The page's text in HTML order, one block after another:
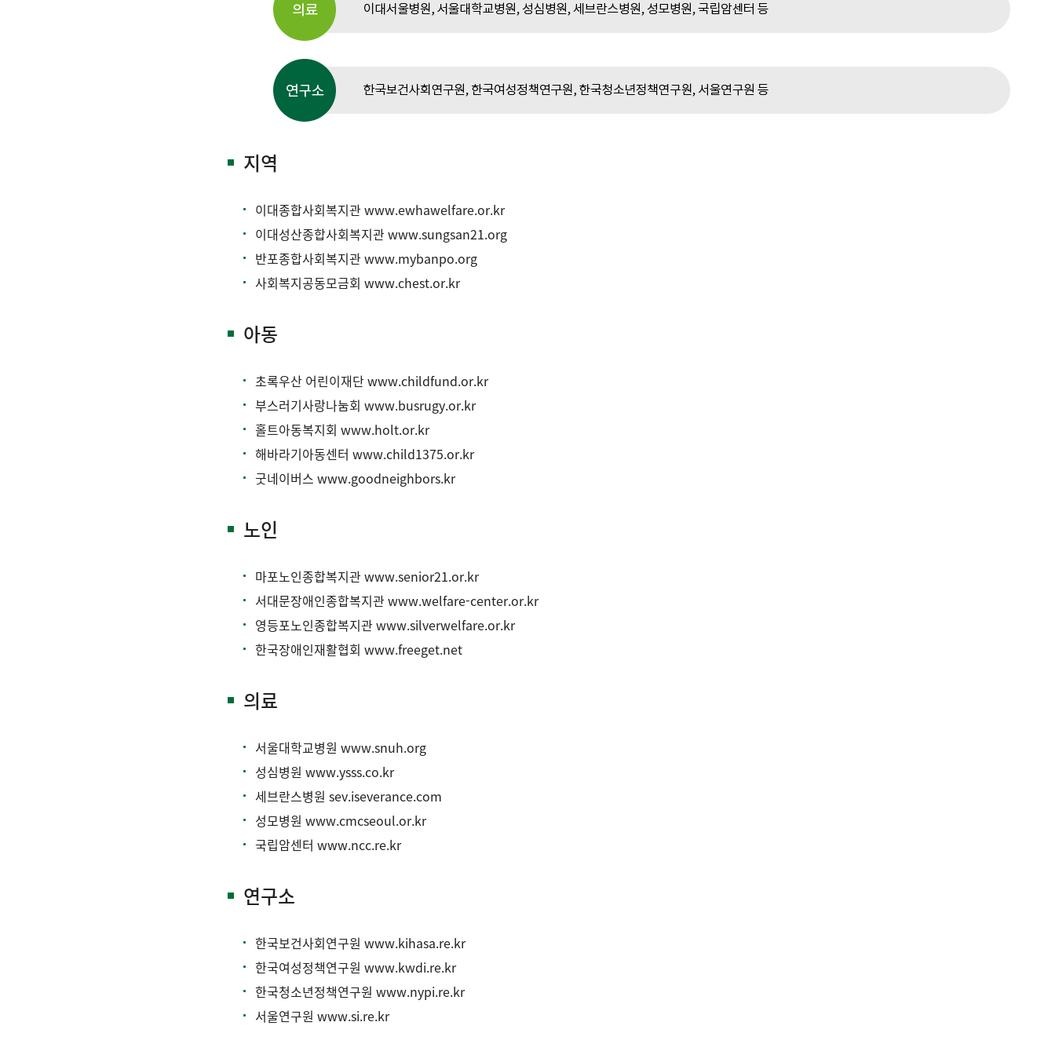
지역
이대종합사회복지관 www.ewhawelfare.or.kr
이대성산종합사회복지관 www.sungsan21.org
반포종합사회복지관 www.mybanpo.org
사회복지공동모금회 www.chest.or.kr
아동
초록우산 어린이재단www.childfund.or.kr
부스러기사랑나눔회 www.busrugy.or.kr
홀트아동복지회 www.holt.or.kr
해바라기아동센터 www.child1375.or.kr
굿네이버스 www.goodneighbors.kr
노인
마포노인종합복지관 www.senior21.or.kr
서대문장애인종합복지관 www.welfare-center.or.kr
영등포노인종합복지관 www.silverwelfare.or.kr
한국장애인재활협회 www.freeget.net
의료
서울대학교병원 www.snuh.org
성심병원 www.ysss.co.kr
세브란스병원 sev.iseverance.com
성모병원 www.cmcseoul.or.kr
국립암센터 www.ncc.re.kr
연구소
한국보건사회연구원 www.kihasa.re.kr
한국여성정책연구원 www.kwdi.re.kr
한국청소년정책연구원 www.nypi.re.kr
서울연구원 www.si.re.kr